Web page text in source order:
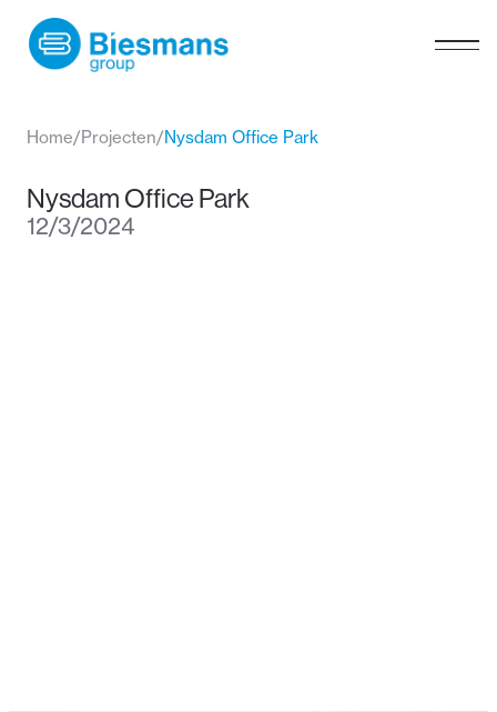
Home/Projecten/Nysdam Office Park
Nysdam Office Park
12/3/2024